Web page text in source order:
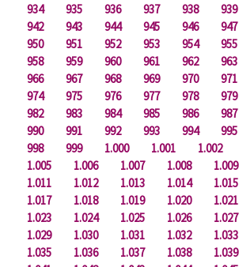
934
935 936 937 938 939
942
943 944 945 946 947
950
951 952 953 954 955
958
959 960 961 962 963
966
967 968 969 970 971
974
975 976 977 978 979
982
983 984 985 986 987
990
991 992 993 994 995
998
999 1.000 1.001 1.002
1.005
1.006 1.007 1.008 1.009
1.011
1.012 1.013 1.014 1.015
1.017
1.018 1.019 1.020 1.021
1.023
1.024 1.025 1.026 1.027
1.029
1.030 1.031 1.032 1.033
1.035
1.036 1.037 1.038 1.039